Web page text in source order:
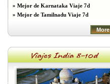
» Mejor de Karnataka Viaje 7d
» Mejor de Tamilnadu Viaje 7d
More
Viajes India 8-10d